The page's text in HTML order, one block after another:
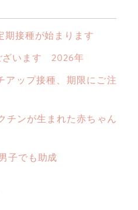
期接種が始まります
ざいます 2026年
アップ接種、期限にご注
チンが生まれた赤ちゃん
子でも助成